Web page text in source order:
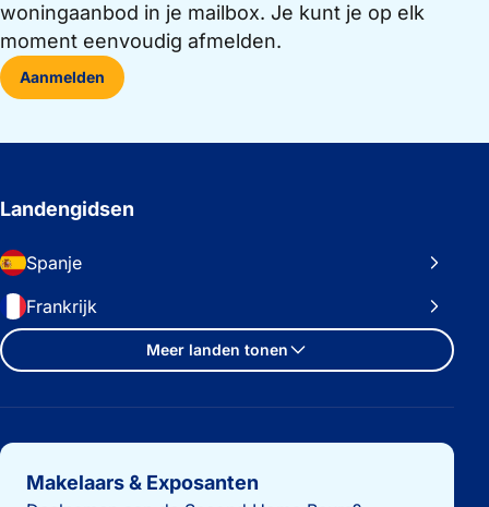
woningaanbod in je mailbox. Je kunt je op elk
moment eenvoudig afmelden.
Aanmelden
Landengidsen
Spanje
Frankrijk
Meer landen tonen
Belangrijke links
Makelaars & Exposanten